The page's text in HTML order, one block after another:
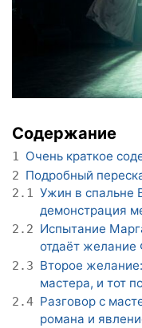
Содержание
1 Очень краткое
2 Подробный
2.1 Ужин в спальне
демонстрация
2.2 Испытание
отдаёт желание
2.3 Второе
мастера, и тот
2.4 Разговор с
романа и